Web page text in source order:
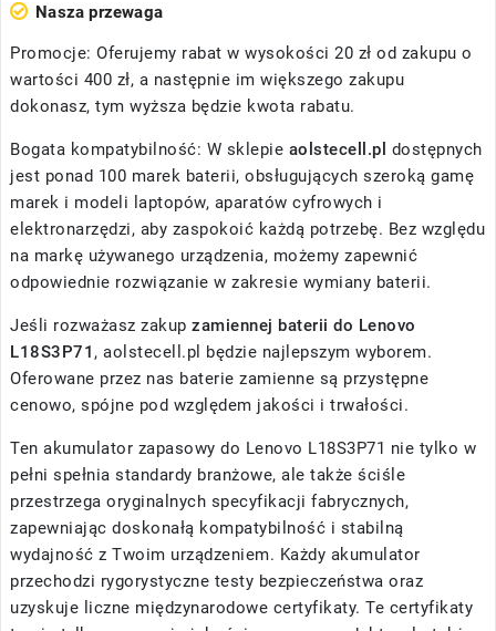
Nasza przewaga
Promocje: Oferujemy rabat w wysokości 20 zł od zakupu o
wartości 400 zł, a następnie im większego zakupu
dokonasz, tym wyższa będzie kwota rabatu.
Bogata kompatybilność: W sklepie aolstecell.pl dostępnych
jest ponad 100 marek baterii, obsługujących szeroką gamę
marek i modeli laptopów, aparatów cyfrowych i
elektronarzędzi, aby zaspokoić każdą potrzebę. Bez względu
na markę używanego urządzenia, możemy zapewnić
odpowiednie rozwiązanie w zakresie wymiany baterii.
Jeśli rozważasz zakup zamiennej baterii do Lenovo
L18S3P71 , aolstecell.pl będzie najlepszym wyborem.
Oferowane przez nas baterie zamienne są przystępne
cenowo, spójne pod względem jakości i trwałości.
Ten akumulator zapasowy do Lenovo L18S3P71 nie tylko w
pełni spełnia standardy branżowe, ale także ściśle
przestrzega oryginalnych specyfikacji fabrycznych,
zapewniając doskonałą kompatybilność i stabilną
wydajność z Twoim urządzeniem. Każdy akumulator
przechodzi rygorystyczne testy bezpieczeństwa oraz
uzyskuje liczne międzynarodowe certyfikaty. Te certyfikaty